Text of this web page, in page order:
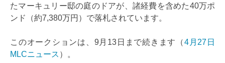
たマーキュリー邸の庭のドアが、諸経費を含めた40万ポ
ンド（約7,380万円）で落札されています。
このオークションは、9月13日まで続きます（4月27日
MLCニュース ）。